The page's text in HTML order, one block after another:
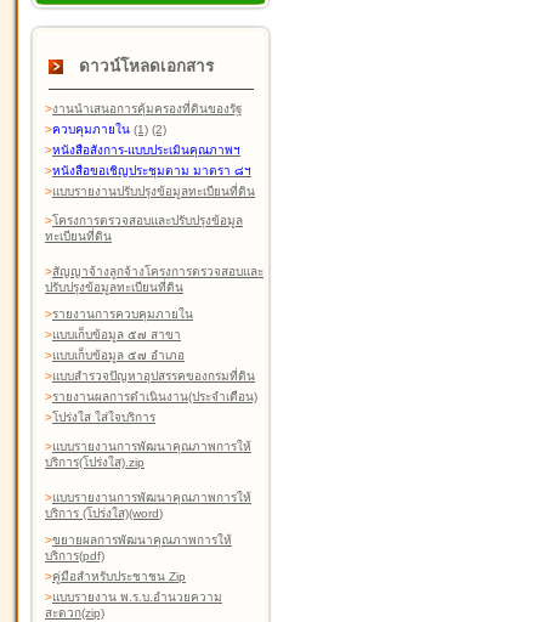
ดาวน์โหลดเอกสาร
>งานนำเสนอการคุ้มครองที่ดินของรัฐ
>ควบคุมภายใน (1) (2)
>หนังสือสังการ-แบบประเมินคุณภาพฯ
>หนังสือขอเชิญประชุมตาม มาตรา ๘ฯ
>แบบรายงานปรับปรุงข้อมูลทะเบียนที่ดิน
>โครงการตรวจสอบและปรับปรุงข้อมูล
ทะเบียนที่ดิน
>สัญญาจ้างลูกจ้างโครงการตรวจสอบและ
ปรับปรุงข้อมูลทะเบียนที่ดิน
>รายงานการควบคุมภายใน
>แบบเก็บข้อมูล ๕๗ สาขา
>แบบเก็บข้อมูล ๕๗ อำเภอ
>แบบสำรวจปัญหาอุปสรรคของกรมที่ดิน
>รายงานผลการดำเนินงาน(ประจำเดือน)
>โปร่งใส ใส่ใจบริการ
>แบบรายงานการพัฒนาคุณภาพการให้
บริการ(โปร่งใส).zip
>แบบรายงานการพัฒนาคุณภาพการให้
บริการ (โปร่งใส)(word)
>ขยายผลการพัฒนาคุณภาพการให้
บริการ(pdf)
>คู่มือสำหรับประชาชน Zip
>แบบรายงาน พ.ร.บ.อำนวยความ
สะดวก(zip)